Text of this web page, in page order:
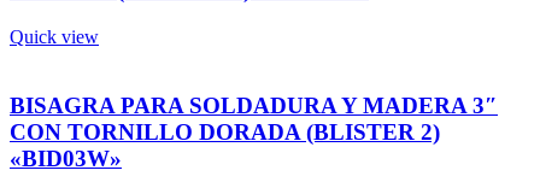
Quick view
BISAGRA PARA SOLDADURA Y MADERA 3″
CON TORNILLO DORADA (BLISTER 2)
«BID03W»